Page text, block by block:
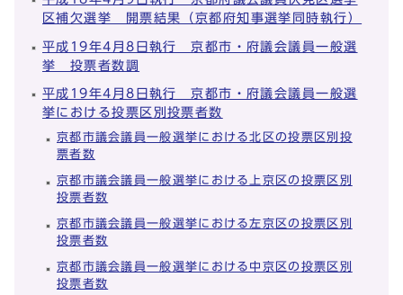
区補欠選挙 開票結果（京都府知事選挙同時執行）
平成19年4月8日執行 京都市・府議会議員一般選
挙 投票者数調
平成19年4月8日執行 京都市・府議会議員一般選
挙における投票区別投票者数
京都市議会議員一般選挙における北区の投票区別投
票者数
京都市議会議員一般選挙における上京区の投票区別
投票者数
京都市議会議員一般選挙における左京区の投票区別
投票者数
京都市議会議員一般選挙における中京区の投票区別
投票者数